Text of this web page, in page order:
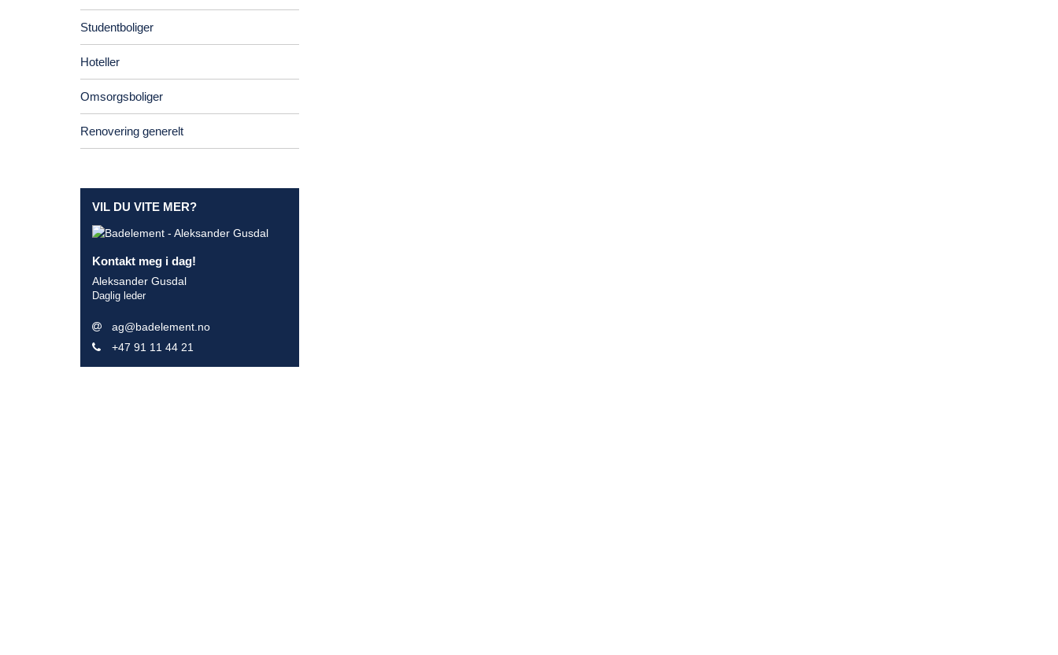
Studentboliger
Hoteller
Omsorgsboliger
Renovering generelt
VIL DU VITE MER?
Kontakt meg i dag!
Aleksander Gusdal
Daglig leder
ag@badelement.no
+47 91 11 44 21